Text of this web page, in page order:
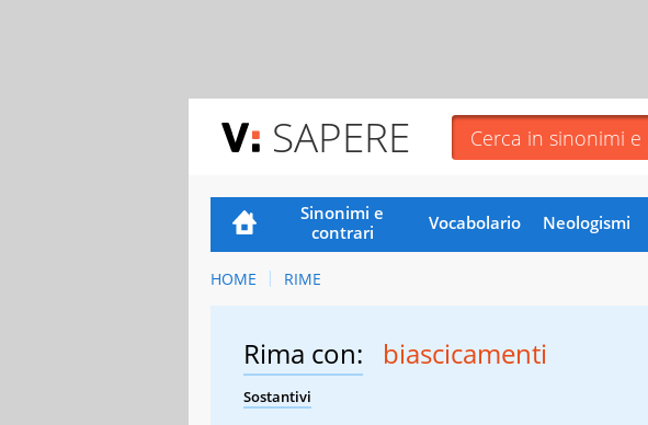
SAPERE
Sinonimi e
contrari
Vocabolario Neologismi
HOME RIME
Rima con: biascicamenti
Sostantivi